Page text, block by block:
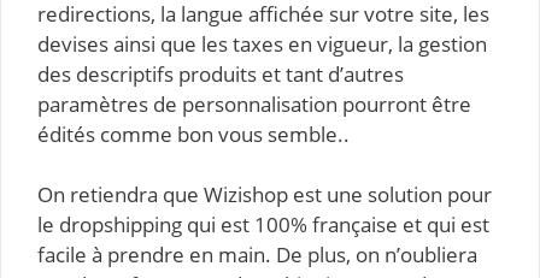
redirections, la langue affichée sur votre site, les
devises ainsi que les taxes en vigueur, la gestion
des descriptifs produits et tant d’autres
paramètres de personnalisation pourront être
édités comme bon vous semble..
On retiendra que Wizishop est une solution pour
le dropshipping qui est 100% française et qui est
facile à prendre en main. De plus, on n’oubliera